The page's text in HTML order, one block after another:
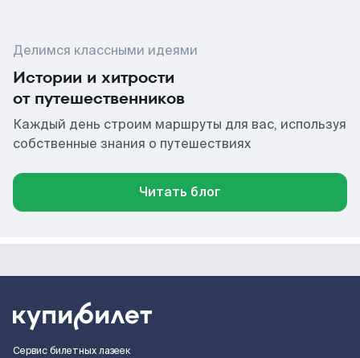
Делимся классными идеями
Истории и хитрости
от путешественников
Каждый день строим маршруты для вас, используя
собственные знания о путешествиях
Читать блог
Сервис билетных лазеек